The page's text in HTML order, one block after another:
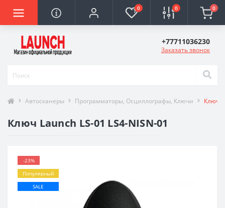
0 0 0
+77711036230
Заказать звонок
Автосканеры Программаторы, Осциллографы, Ключи Ключ
Ключ Launch LS-01 LS4-NISN-01
-23%
Популярный
SALE